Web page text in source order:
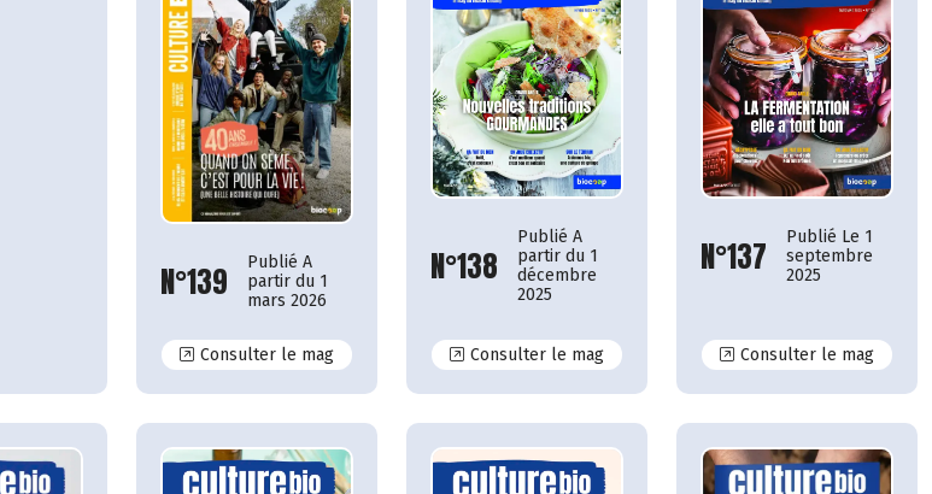
N°139
Publié A
partir du 1
mars 2026
Consulter le magN°139
N°138
Publié A
partir du 1
décembre
2025
Consulter le magN°138
N°137
Publié Le 1
septembre
2025
Consulter le magN°137